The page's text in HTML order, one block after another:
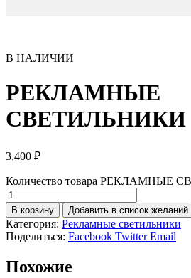
В НАЛИЧИИ
РЕКЛАМНЫЕ
СВЕТИЛЬНИКИ
3,400 ₽
Количество товара РЕКЛАМНЫЕ
В корзину Добавить в список желаний
Категория: Рекламные светильники
Поделиться: Facebook Twitter Email
Похожие